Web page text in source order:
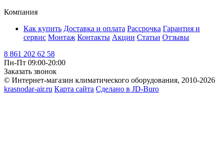
Компания
Как купить Доставка и оплата Рассрочка Гарантия и
сервис Монтаж Контакты Акции Статьи Отзывы
8 861 202 62 58
Пн-Пт 09:00-20:00
Заказать звонок
© Интернет-магазин климатического оборудования, 2010-2026
krasnodar-air.ru Карта сайта Сделано в JD-Buro